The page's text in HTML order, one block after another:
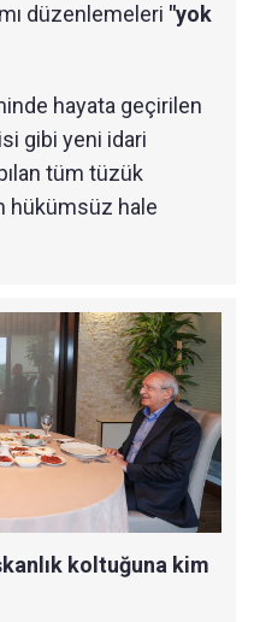
düzenlemeleri "yok
hayata geçirilen
gibi yeni idari
tüm tüzük
hükümsüz hale
koltuğuna kim